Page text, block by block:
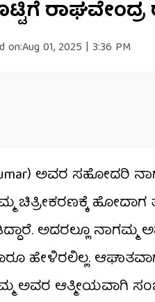
on:Aug 01, 2025 | 3:36 PM
ಅವರ ಸಹೋದರಿ
ಚಿತ್ರೀಕರಣಕ್ಕೆ
ಅದರಲ್ಲೂ
ಹೇಳಿರಲಿಲ್ಲ.
ಅವರ ಆತ್ಮೀಯವಾಗಿ